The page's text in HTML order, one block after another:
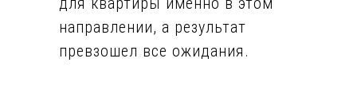
направлении, а результат
превзошел все ожидания.